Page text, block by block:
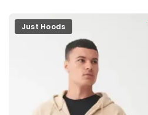
Just Hoods